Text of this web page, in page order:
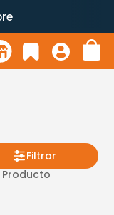
Filtrar
Producto